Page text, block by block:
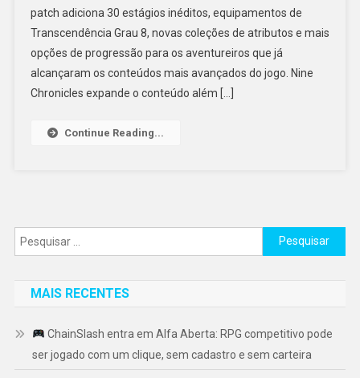
patch adiciona 30 estágios inéditos, equipamentos de
Transcendência Grau 8, novas coleções de atributos e mais
opções de progressão para os aventureiros que já
alcançaram os conteúdos mais avançados do jogo. Nine
Chronicles expande o conteúdo além […]
Continue Reading...
Pesquisar
por:
MAIS RECENTES
ChainSlash entra em Alfa Aberta: RPG competitivo pode
ser jogado com um clique, sem cadastro e sem carteira